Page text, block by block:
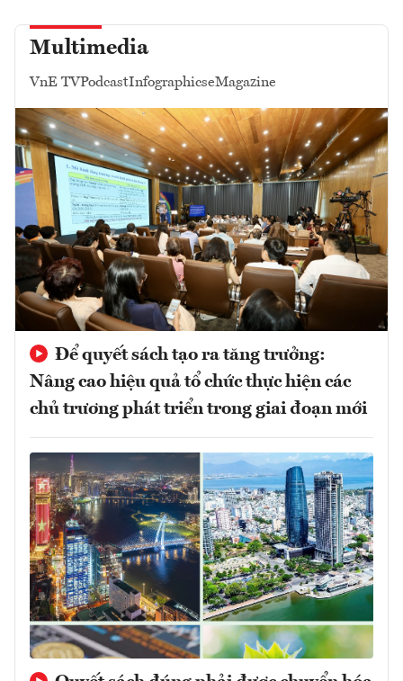
Multimedia
VnE TVPodcastInfographicseMagazine
Để quyết sách tạo ra tăng trưởng:
Nâng cao hiệu quả tổ chức thực hiện các
chủ trương phát triển trong giai đoạn mới